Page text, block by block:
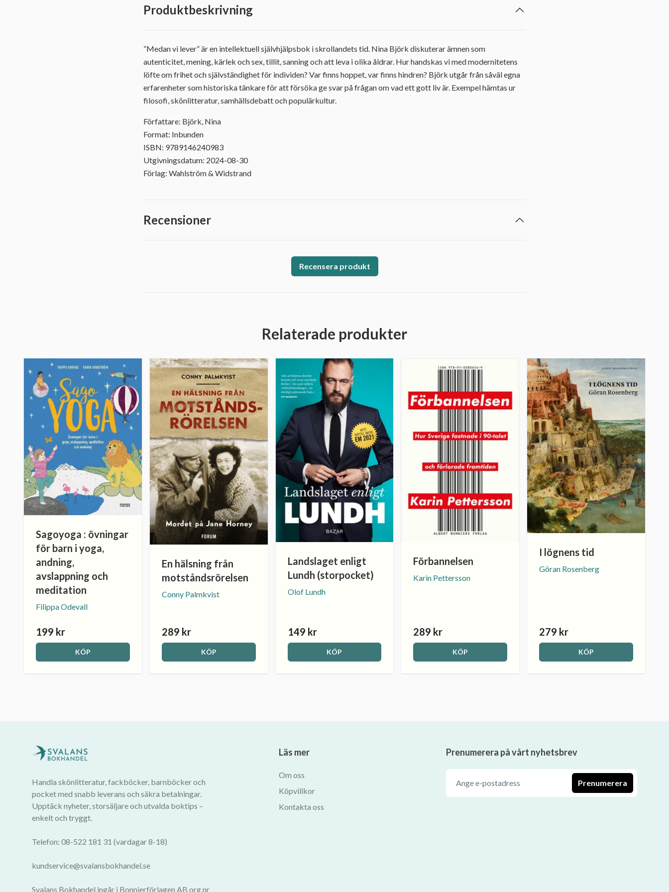
Produktbeskrivning
”Medan vi lever” är en intellektuell självhjälpsbok i skrollandets tid. Nina Björk diskuterar ämnen som
autenticitet, mening, kärlek och sex, tillit, sanning och att leva i olika åldrar. Hur handskas vi med modernitetens
löfte om frihet och självständighet för individen? Var finns hoppet, var finns hindren? Björk utgår från såväl egna
erfarenheter som historiska tänkare för att försöka ge svar på frågan om vad ett gott liv är. Exempel hämtas ur
filosofi, skönlitteratur, samhällsdebatt och populärkultur.
Författare: Björk, Nina
Format: Inbunden
ISBN: 9789146240983
Utgivningsdatum: 2024-08-30
Förlag: Wahlström & Widstrand
Recensioner
Recensera produkt
Relaterade produkter
Sagoyoga : övningar
för barn i yoga,
andning,
avslappning och
meditation
Filippa Odevall
199 kr
KÖP
En hälsning från
motståndsrörelsen
Conny Palmkvist
289 kr
KÖP
Landslaget enligt
Lundh (storpocket)
Olof Lundh
149 kr
KÖP
Förbannelsen
Karin Pettersson
289 kr
KÖP
I lögnens tid
Göran Rosenberg
279 kr
KÖP
Handla skönlitteratur, fackböcker, barnböcker och
pocket med snabb leverans och säkra betalningar.
Upptäck nyheter, storsäljare och utvalda boktips –
enkelt och tryggt.
Telefon: 08-522 181 31 (vardagar 8-18)
kundservice@svalansbokhandel.se
Svalans Bokhandel ingår i Bonnierförlagen AB org.nr
Läs mer
Om oss
Köpvillkor
Kontakta oss
Prenumerera på vårt nyhetsbrev
Prenumerera